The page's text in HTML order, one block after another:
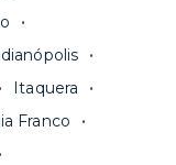
Itaquera
Franco